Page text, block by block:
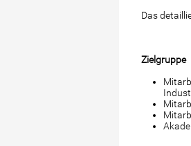
Das
Zielgruppe